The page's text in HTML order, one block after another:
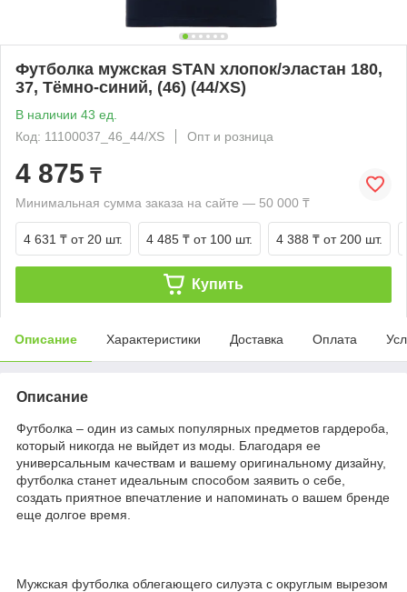
Футболка мужская STAN хлопок/эластан 180,
37, Тёмно-синий, (46) (44/XS)
В наличии 43 ед.
Код: 11100037_46_44/XS
Опт и розница
4 875 ₸
Минимальная сумма заказа на сайте — 50 000 ₸
4 631 ₸ от 20 шт. 4 485 ₸ от 100 шт. 4 388 ₸ от 200 шт.
Купить
Описание Характеристики Доставка Оплата
Описание
Футболка – один из самых популярных предметов гардероба,
который никогда не выйдет из моды. Благодаря ее
универсальным качествам и вашему оригинальному дизайну,
футболка станет идеальным способом заявить о себе,
создать приятное впечатление и напоминать о вашем бренде
еще долгое время.
Мужская футболка облегающего силуэта с округлым вырезом